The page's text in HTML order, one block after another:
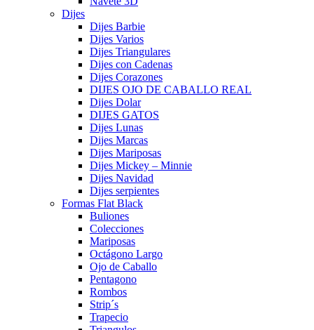
Dijes
Dijes Barbie
Dijes Varios
Dijes Triangulares
Dijes con Cadenas
Dijes Corazones
DIJES OJO DE CABALLO REAL
Dijes Dolar
DIJES GATOS
Dijes Lunas
Dijes Marcas
Dijes Mariposas
Dijes Mickey – Minnie
Dijes Navidad
Dijes serpientes
Formas Flat Black
Buliones
Colecciones
Mariposas
Octágono Largo
Ojo de Caballo
Pentagono
Rombos
Strip´s
Trapecio